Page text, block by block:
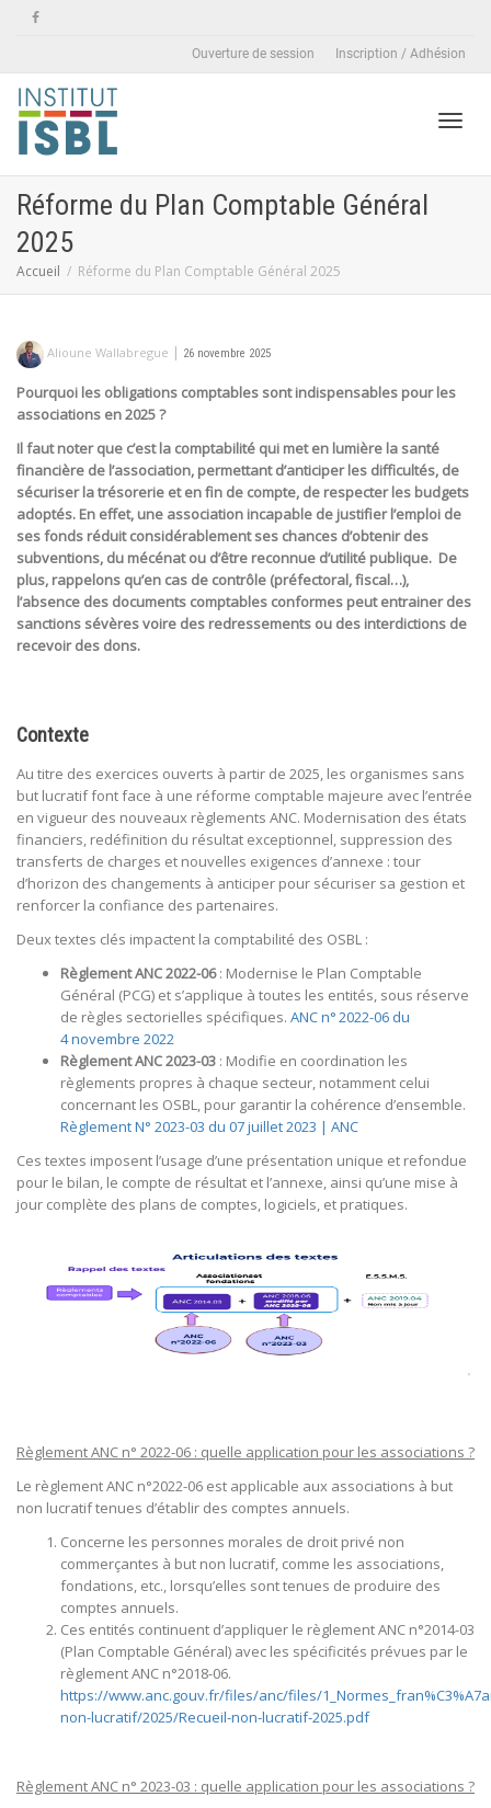
Ouverture de session Inscription / Adhésion
Réforme du Plan Comptable Général
2025
Accueil Réforme du Plan Comptable Général 2025
Alioune Wallabregue | 26 novembre 2025
Pourquoi les obligations comptables sont indispensables pour les
associations en 2025 ?
Il faut noter que c’est la comptabilité qui met en lumière la santé
financière de l’association, permettant d’anticiper les difficultés, de
sécuriser la trésorerie et en fin de compte, de respecter les budgets
adoptés. En effet, une association incapable de justifier l’emploi de
ses fonds réduit considérablement ses chances d’obtenir des
subventions, du mécénat ou d’être reconnue d’utilité publique. De
plus, rappelons qu’en cas de contrôle (préfectoral, fiscal…),
l’absence des documents comptables conformes peut entrainer des
sanctions sévères voire des redressements ou des interdictions de
recevoir des dons.
Contexte
Au titre des exercices ouverts à partir de 2025, les organismes sans
but lucratif font face à une réforme comptable majeure avec l’entrée
en vigueur des nouveaux règlements ANC. Modernisation des états
financiers, redéfinition du résultat exceptionnel, suppression des
transferts de charges et nouvelles exigences d’annexe : tour
d’horizon des changements à anticiper pour sécuriser sa gestion et
renforcer la confiance des partenaires.
Deux textes clés impactent la comptabilité des OSBL :
Règlement ANC 2022-06: Modernise le Plan Comptable
Général (PCG) et s’applique à toutes les entités, sous réserve
de règles sectorielles spécifiques. ANC n° 2022-06 du
4 novembre 2022
Règlement ANC 2023-03 : Modifie en coordination les
règlements propres à chaque secteur, notamment celui
concernant les OSBL, pour garantir la cohérence d’ensemble.
Règlement N° 2023-03 du 07 juillet 2023 | ANC
Ces textes imposent l’usage d’une présentation unique et refondue
pour le bilan, le compte de résultat et l’annexe, ainsi qu’une mise à
jour complète des plans de comptes, logiciels, et pratiques.
Règlement ANC n° 2022-06 : quelle application pour les associations ?
Le règlement ANC n°2022-06 est applicable aux associations à but
non lucratif tenues d’établir des comptes annuels.
Concerne les personnes morales de droit privé non
commerçantes à but non lucratif, comme les associations,
fondations, etc., lorsqu’elles sont tenues de produire des
comptes annuels.​
Ces entités continuent d’appliquer le règlement ANC n°2014-03
(Plan Comptable Général) avec les spécificités prévues par le
règlement ANC n°2018-06.​
https://www.anc.gouv.fr/files/anc/files/
non-lucratif/2025/Recueil-non-lucratif-2025.pdf
Règlement ANC n° 2023-03 : quelle application pour les associations ?